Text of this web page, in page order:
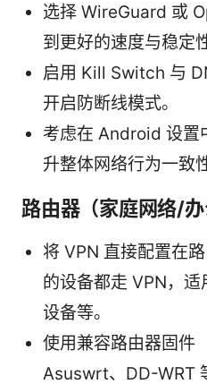
选择 WireGuard 或
到更好的速度与稳定性
启用 Kill Switch 与
开启防断线模式。
考虑在 Android 设置
升整体网络行为一致性
路由器（家庭网络/办
将 VPN 直接配置在
的设备都走 VPN，
设备等。
使用兼容路由器固件
Asuswrt、DD-WRT